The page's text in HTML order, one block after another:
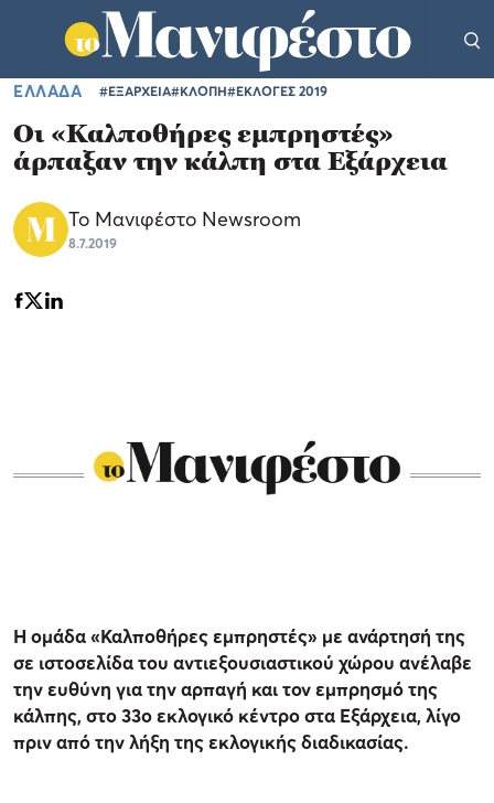
ΕΛΛΑΔΑ #ΕΞΑΡΧΕΙΑ#ΚΛΟΠΗ#ΕΚΛΟΓΕΣ 2019
Οι «Καλποθήρες εμπρηστές»
άρπαξαν την κάλπη στα Εξάρχεια
Το Μανιφέστο Newsroom
8.7.2019
Η ομάδα «Καλποθήρες εμπρηστές» με ανάρτησή της
σε ιστοσελίδα του αντιεξουσιαστικού χώρου ανέλαβε
την ευθύνη για την αρπαγή και τον εμπρησμό της
κάλπης, στο 33ο εκλογικό κέντρο στα Εξάρχεια, λίγο
πριν από την λήξη της εκλογικής διαδικασίας.